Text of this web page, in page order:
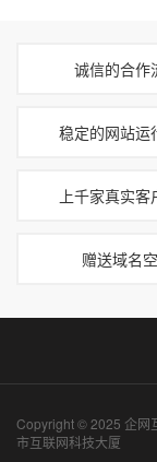
诚信的合作
稳定的网站运
上千家真实客
赠送域名
Copyright © 2025 企网
市互联网科技大厦